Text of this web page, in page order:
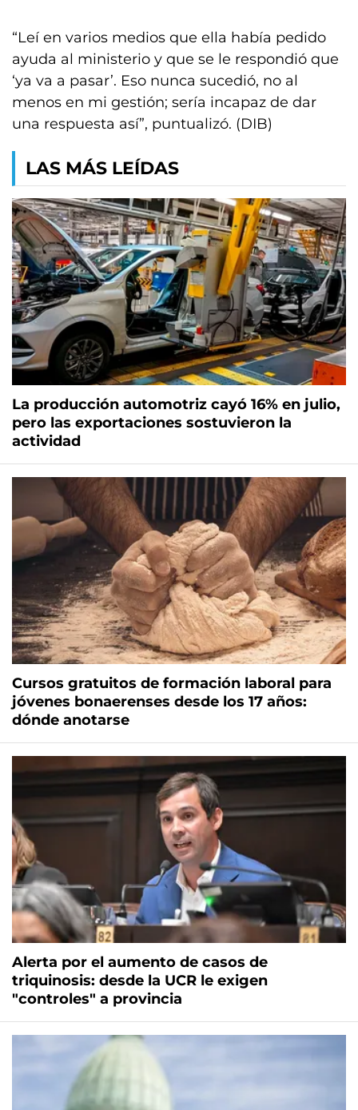
“Leí en varios medios que ella había pedido
ayuda al ministerio y que se le respondió que
‘ya va a pasar’. Eso nunca sucedió, no al
menos en mi gestión; sería incapaz de dar
una respuesta así”, puntualizó. (DIB)
LAS MÁS LEÍDAS
La producción automotriz cayó 16% en julio,
pero las exportaciones sostuvieron la
actividad
Cursos gratuitos de formación laboral para
jóvenes bonaerenses desde los 17 años:
dónde anotarse
Alerta por el aumento de casos de
triquinosis: desde la UCR le exigen
"controles" a provincia